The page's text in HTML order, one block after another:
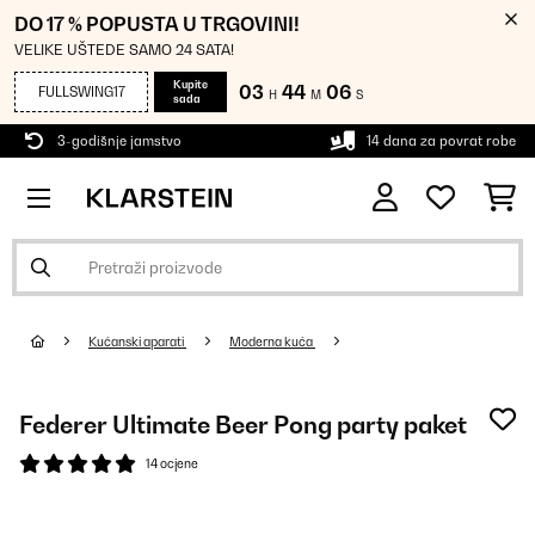
DO 17 % POPUSTA U TRGOVINI!
VELIKE UŠTEDE SAMO 24 SATA!
FULLSWING17
Kupite
sada
03 H 44 M 05 S
3-godišnje jamstvo 14 dana za povrat robe
Kućanski aparati Moderna kuća
Federer Ultimate Beer Pong party paket
14 ocjene